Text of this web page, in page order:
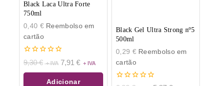
Black Laca Ultra Forte
750ml
0,40 €Reembolso em
cartão
0
de
5
9,30€ 7,91 €
Adicionar
Black Gel Ultra Strong nº5
500ml
0,29 €Reembolso em
cartão